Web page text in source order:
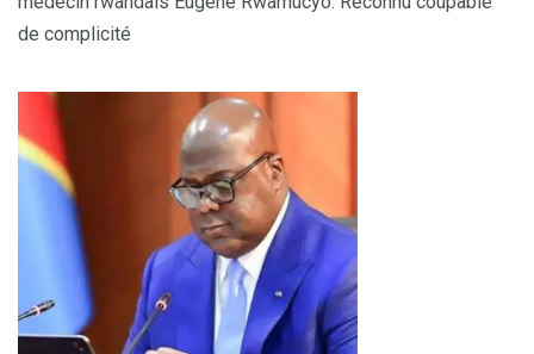
de complicité